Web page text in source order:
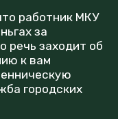
работник МКУ
за
речь заходит об
к вам
городских